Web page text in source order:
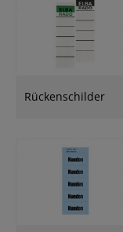
Rückenschilder